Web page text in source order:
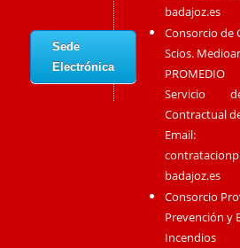
Sede
Electrónica
badajoz.es
Consorcio de
Scios.
PROMEDIO
Servicio
Contractual
Email:
badajoz.es
Consorcio
Prevención y
Incendios